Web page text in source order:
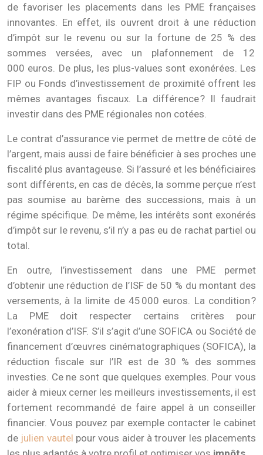
de favoriser les placements dans les PME françaises
innovantes. En effet, ils ouvrent droit à une réduction
d’impôt sur le revenu ou sur la fortune de 25 % des
sommes versées, avec un plafonnement de 12
000 euros. De plus, les plus-values sont exonérées. Les
FIP ou Fonds d’investissement de proximité offrent les
mêmes avantages fiscaux. La différence ? Il faudrait
investir dans des PME régionales non cotées.
Le contrat d’assurance vie permet de mettre de côté de
l’argent, mais aussi de faire bénéficier à ses proches une
fiscalité plus avantageuse. Si l’assuré et les bénéficiaires
sont différents, en cas de décès, la somme perçue n’est
pas soumise au barème des successions, mais à un
régime spécifique. De même, les intérêts sont exonérés
d’impôt sur le revenu, s’il n’y a pas eu de rachat partiel ou
total.
En outre, l’investissement dans une PME permet
d’obtenir une réduction de l’ISF de 50 % du montant des
versements, à la limite de 45 000 euros. La condition ?
La PME doit respecter certains critères pour
l’exonération d’ISF. S’il s’agit d’une SOFICA ou Société de
financement d’œuvres cinématographiques (SOFICA), la
réduction fiscale sur l’IR est de 30 % des sommes
investies. Ce ne sont que quelques exemples. Pour vous
aider à mieux cerner les meilleurs investissements, il est
fortement recommandé de faire appel à un conseiller
financier. Vous pouvez par exemple contacter le cabinet
de julien vautel pour vous aider à trouver les placements